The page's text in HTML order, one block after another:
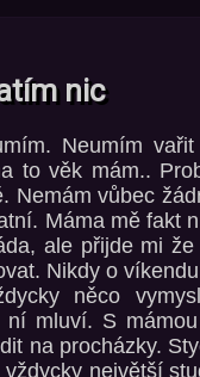
nic
Neumím
to věk mám..
Nemám vůbec
Máma mě fakt
ale přijde mi
Nikdy o
něco
mluví. S
na procházky.
největší